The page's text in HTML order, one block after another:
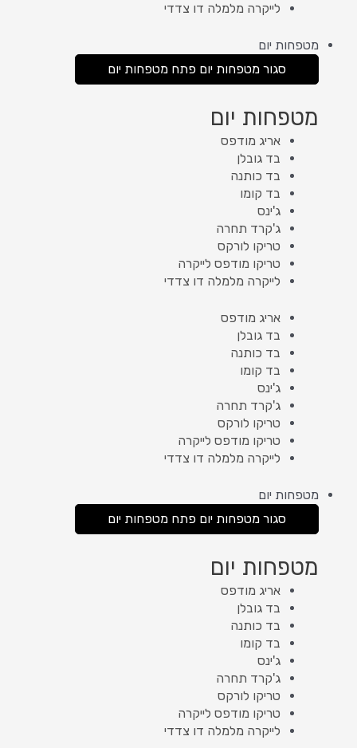
לייקרה מלמלה דו צדדי
מטפחות יום
סגור מטפחות יום פתח מטפחות יום
מטפחות יום
אריג מודפס
בד גובלן
בד כותנה
בד קומו
ג'ינס
ג'קרד תחרה
טריקו לורקס
טריקו מודפס לייקרה
לייקרה מלמלה דו צדדי
אריג מודפס
בד גובלן
בד כותנה
בד קומו
ג'ינס
ג'קרד תחרה
טריקו לורקס
טריקו מודפס לייקרה
לייקרה מלמלה דו צדדי
מטפחות יום
סגור מטפחות יום פתח מטפחות יום
מטפחות יום
אריג מודפס
בד גובלן
בד כותנה
בד קומו
ג'ינס
ג'קרד תחרה
טריקו לורקס
טריקו מודפס לייקרה
לייקרה מלמלה דו צדדי